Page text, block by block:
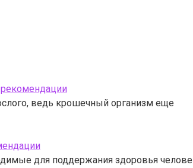
ведь крошечный организм еще
для поддержания здоровья